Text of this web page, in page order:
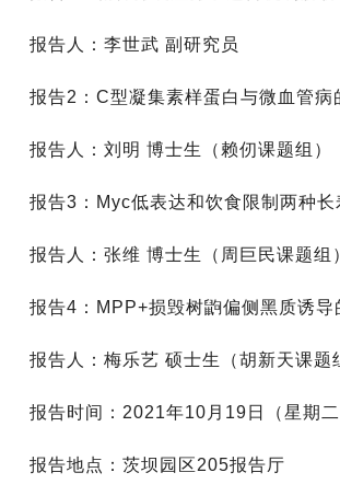
报告人：李世武 副研究员
报告2：C型凝集素样蛋白与微血管病
报告人：刘明 博士生（赖仞课题组）
报告3：Myc低表达和饮食限制两种长
报告人：张维 博士生（周巨民课题组
报告4：MPP+损毁树鼩偏侧黑质诱导
报告人：梅乐艺 硕士生（胡新天课题
报告时间：2021年10月19日（星期
报告地点：茨坝园区205报告厅